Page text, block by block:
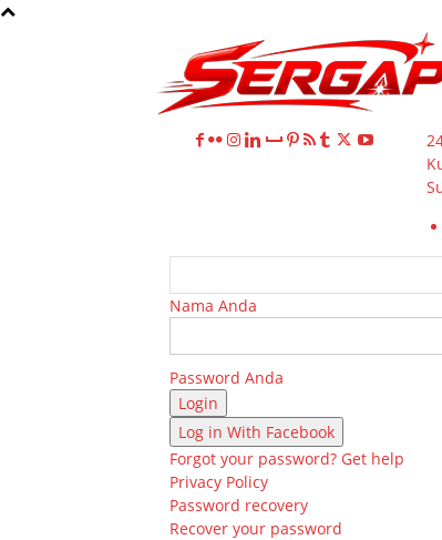
Nama Anda
Password Anda
Log in With Facebook
Forgot your password? Get help
Privacy Policy
Password recovery
Recover your password